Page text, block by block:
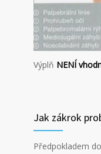
Výplň NENÍ
Jak zákrok
Předpokladem